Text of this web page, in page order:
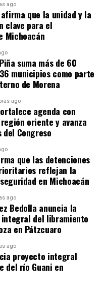
Raúl Morón
ago
que la unidad y la
clave para el
Michoacán
suma más de 60
municipios como parte
de Morena
ago
agenda con
oriente y avanza
Congreso
que las detenciones
reflejan la
en Michoacán
ago
Bedolla anuncia la
del libramiento
en Pátzcuaro
ago
proyecto integral
del río Guani en